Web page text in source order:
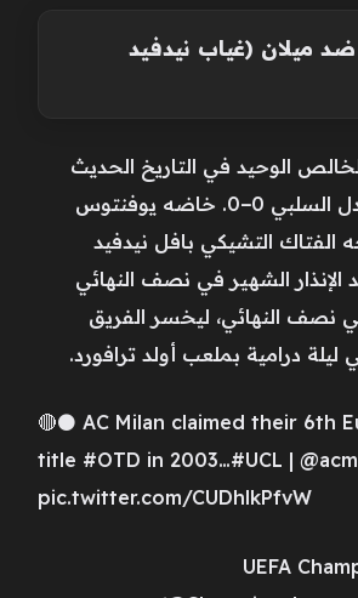
نهائي 2003 ضد ميلان (غياب نيدفيد
الوحيد في التاريخ الحديث
الذي انتهى بالتعادل السلبي 0−0. خاضه يوفنتوس
التشيكي بافل نيدفيد
الإنذار الشهير في نصف النهائي
نصف النهائي، ليخسر الفريق
ليلة درامية بملعب أولد ترافورد.
🔴⚫️ AC Milan claimed their 6th
title #OTD in 2003…#UCL |
pic.twitter.com/CUDhlkPfvW
— UEFA